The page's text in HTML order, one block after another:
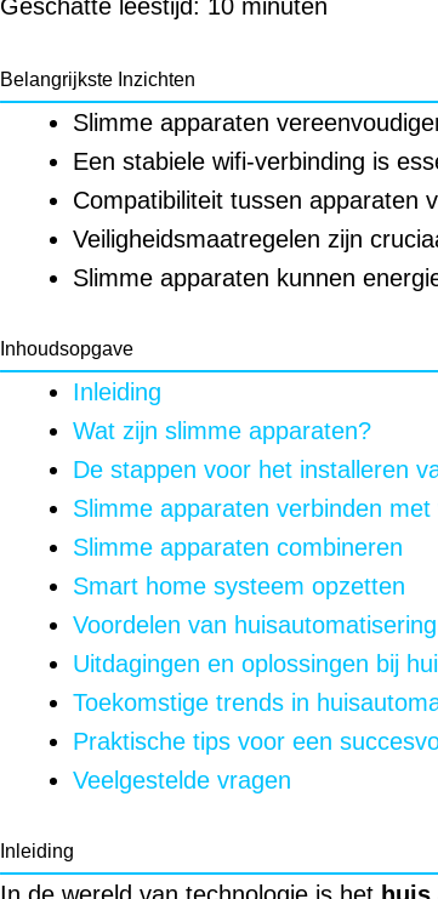
Geschatte leestijd: 10 minuten
Belangrijkste Inzichten
Slimme apparaten
Een stabiele wifi-verbinding is
Compatibiliteit tussen apparaten
Veiligheidsmaatregelen zijn
Slimme apparaten kunnen
Inhoudsopgave
Inleiding
Wat zijn slimme apparaten?
De stappen voor het installeren
Slimme apparaten verbinden met
Slimme apparaten combineren
Smart home systeem opzetten
Voordelen van huisautomatisering
Uitdagingen en oplossingen bij
Toekomstige trends in
Praktische tips voor een
Veelgestelde vragen
Inleiding